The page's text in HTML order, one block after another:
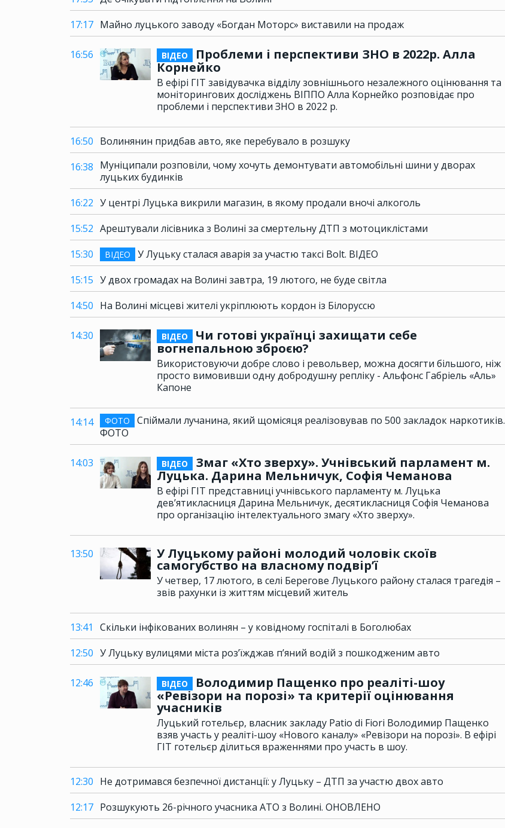
17:17 Майно луцького заводу «Богдан Моторс» виставили на продаж
16:56 ВІДЕО
Проблеми і перспективи ЗНО в 2022р. Алла
Корнейко
В ефірі ГІТ завідувачка відділу зовнішнього незалежного оцінювання та
моніторингових досліджень ВІППО Алла Корнейко розповідає про
проблеми і перспективи ЗНО в 2022 р.
16:50 Волинянин придбав авто, яке перебувало в розшуку
16:38 Муніципали розповіли, чому хочуть демонтувати автомобільні шини у дворах
луцьких будинків
16:22 У центрі Луцька викрили магазин, в якому продали вночі алкоголь
15:52 Арештували лісівника з Волині за смертельну ДТП з мотоциклістами
15:30
ВІДЕО
У Луцьку сталася аварія за участю таксі Bolt. ВІДЕО
15:15 У двох громадах на Волині завтра, 19 лютого, не буде світла
14:50 На Волині місцеві жителі укріплюють кордон із Білоруссю
14:30 ВІДЕО
Чи готові українці захищати себе
вогнепальною зброєю?
Використовуючи добре слово і револьвер, можна досягти більшого, ніж
просто вимовивши одну добродушну репліку - Альфонс Габріель «Аль»
Капоне
14:14 ФОТО
Спіймали лучанина, який щомісяця реалізовував по 500 закладок наркотиків.
ФОТО
14:03 ВІДЕО
Змаг «Хто зверху». Учнівський парламент м.
Луцька. Дарина Мельничук, Софія Чеманова
В ефірі ГІТ представниці учнівського парламенту м. Луцька
дев’ятикласниця Дарина Мельничук, десятикласниця Софія Чеманова
про організацію інтелектуального змагу «Хто зверху».
13:50 У Луцькому районі молодий чоловік скоїв
самогубство на власному подвір’ї
У четвер, 17 лютого, в селі Берегове Луцького району сталася трагедія –
звів рахунки із життям місцевий житель
13:41
Скільки інфікованих волинян – у ковідному госпіталі в Боголюбах
12:50 У Луцьку вулицями міста роз’їжджав п’яний водій з пошкодженим авто
12:46 ВІДЕО
Володимир Пащенко про реаліті-шоу
«Ревізори на порозі» та критерії оцінювання
учасників
Луцький готельєр, власник закладу Patio di Fiorі Володимир Пащенко
взяв участь у реаліті-шоу «Нового каналу» «Ревізори на порозі». В ефірі
ГІТ готельєр ділиться враженнями про участь в шоу.
12:30 Не дотримався безпечної дистанції: у Луцьку – ДТП за участю двох авто
12:17 Розшукують 26-річного учасника АТО з Волині. ОНОВЛЕНО